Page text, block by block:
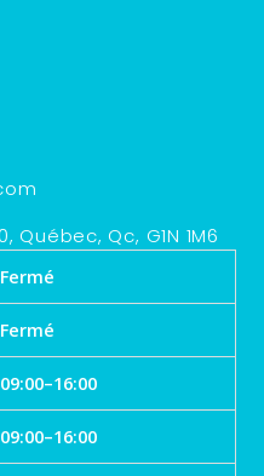
Québec, Qc, G1N 1M6
Fermé
Fermé
09:00–16:00
09:00–16:00